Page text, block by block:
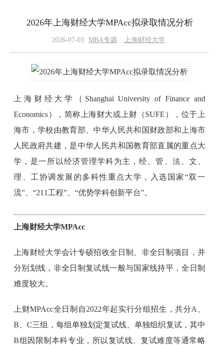
2026年上海财经大学MPAcc拟录取情况分析
2026-07-03 MBA专题 上海财经大学
上海财经大学（Shanghai University of Finance and
Economics），简称上海财大或上财（SUFE），位于上
海市，学校由教育部、中华人民共和国财政部和上海市
人民政府共建，是中华人民共和国教育部直属的重点大
学，是一所以经济管理学科为主，经、管、法、文、
理、工协调发展的多科性重点大学，入选国家“双一
流”、“211工程”、“优势学科创新平台”。
上海财经大学MPAcc
上海财经大学会计专硕招收全日制、非全日制项目，并
分别划线，非全日制复试线一般与国家线持平，全日制
难度较大。
上财MPAcc全日制自2022年起实行分组招生，共分A、
B、C三组，每组单独划定复试线、单独组织复试，其中
B组因限制本科专业，所以复试线、复试难度等通常略